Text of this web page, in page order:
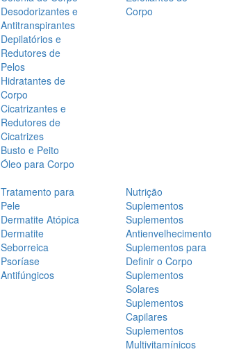
Desodorizantes e
Antitranspirantes
Depilatórios e
Redutores de
Pelos
Hidratantes de
Corpo
Cicatrizantes e
Redutores de
Cicatrizes
Busto e Peito
Óleo para Corpo
Corpo
Tratamento para
Pele
Dermatite Atópica
Dermatite
Seborreica
Psoríase
Antifúngicos
Nutrição
Suplementos
Suplementos
Antienvelhecimento
Suplementos para
Definir o Corpo
Suplementos
Solares
Suplementos
Capilares
Suplementos
Multivitamínicos